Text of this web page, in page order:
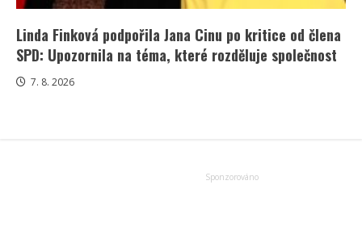
Linda Finková podpořila Jana Cinu po kritice od člena
SPD: Upozornila na téma, které rozděluje společnost
7. 8. 2026